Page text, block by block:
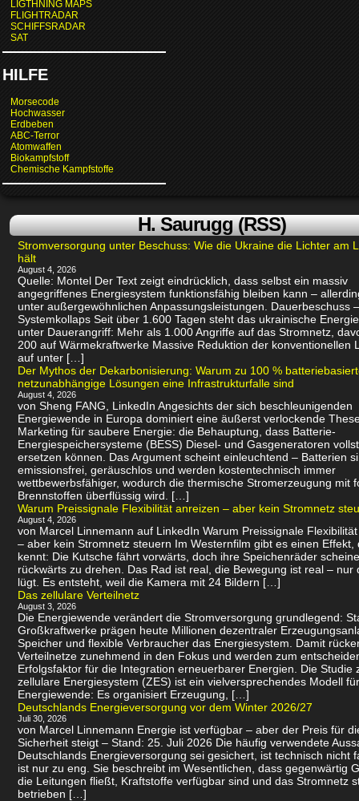
LIGTHNING MAPS
FLIGHTRADAR
SCHIFFSRADAR
SAT
HILFE
Morsecode
Hochwasser
Erdbeben
ABC-Terror
Atomwaffen
Biokampfstoff
Chemische Kampfstoffe
H. Saurugg (RSS)
Stromversorgung unter Beschuss: Wie die Ukraine die Lichter am
hält
August 4, 2026
Quelle: Montel Der Text zeigt eindrücklich, dass selbst ein massiv
angegriffenes Energiesystem funktionsfähig bleiben kann –
unter außergewöhnlichen Anpassungsleistungen. Dauerbeschuss
Systemkollaps Seit über 1.600 Tagen steht das ukrainische
unter Dauerangriff: Mehr als 1.000 Angriffe auf das Stromnetz,
200 auf Wärmekraftwerke Massive Reduktion der konventionellen
auf unter […]
Der Mythos der Dekarbonisierung: Warum zu 100 %
netzunabhängige Lösungen eine Infrastrukturfalle sind
August 4, 2026
von Sheng FANG, LinkedIn Angesichts der sich beschleunigenden
Energiewende in Europa dominiert eine äußerst verlockende
Marketing für saubere Energie: die Behauptung, dass Batterie-
Energiespeichersysteme (BESS) Diesel- und Gasgeneratoren
ersetzen können. Das Argument scheint einleuchtend – Batterien
emissionsfrei, geräuschlos und werden kostentechnisch immer
wettbewerbsfähiger, wodurch die thermische Stromerzeugung mit
Brennstoffen überflüssig wird. […]
Warum Preissignale Flexibilität anreizen – aber kein Stromnetz
August 4, 2026
von Marcel Linnemann auf LinkedIn Warum Preissignale
– aber kein Stromnetz steuern Im Westernfilm gibt es einen Effekt,
kennt: Die Kutsche fährt vorwärts, doch ihre Speichenräder
rückwärts zu drehen. Das Rad ist real, die Bewegung ist real – nur
lügt. Es entsteht, weil die Kamera mit 24 Bildern […]
Das zellulare Verteilnetz
August 3, 2026
Die Energiewende verändert die Stromversorgung grundlegend:
Großkraftwerke prägen heute Millionen dezentraler
Speicher und flexible Verbraucher das Energiesystem. Damit
Verteilnetze zunehmend in den Fokus und werden zum
Erfolgsfaktor für die Integration erneuerbarer Energien. Die Studie
zellulare Energiesystem (ZES) ist ein vielversprechendes Modell
Energiewende: Es organisiert Erzeugung, […]
Deutschlands Energieversorgung vor dem Winter 2026/27
Juli 30, 2026
von Marcel Linnemann Energie ist verfügbar – aber der Preis für
Sicherheit steigt – Stand: 25. Juli 2026 Die häufig verwendete
Deutschlands Energieversorgung sei gesichert, ist technisch nicht
ist nur zu eng. Sie beschreibt im Wesentlichen, dass gegenwärtig
die Leitungen fließt, Kraftstoffe verfügbar sind und das Stromnetz
betrieben […]